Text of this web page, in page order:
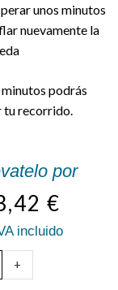
unos minutos
nuevamente la
minutos podrás
tu recorrido.
por
€
incluido
+